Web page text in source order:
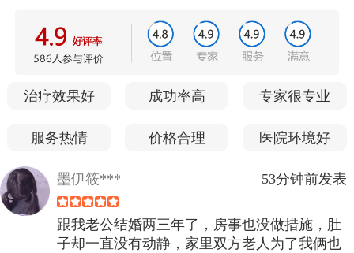
治疗效果好 成功率高 专家很专业
服务热情 价格合理 医院环境好
墨伊筱*** 53分钟前发表
跟我老公结婚两三年了，房事也没做措施，肚
子却一直没有动静，家里双方老人为了我俩也